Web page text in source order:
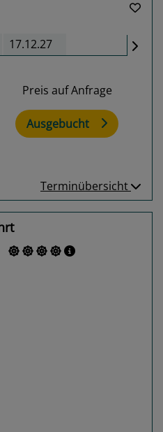
17.12.27
Preis auf Anfrage
Ausgebucht
Terminübersicht